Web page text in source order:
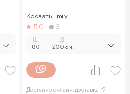
Кровать Emily
5.0
3
80 -
Д.
200 см.
Доступно онлайн, доставка 19